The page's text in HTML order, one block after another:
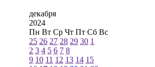
декабря
2024
Пн Вт Ср Чт Пт Сб Вс
25 26 27 28 29 30 1
2 3 4 5 6 7 8
9 10 11 12 13 14 15